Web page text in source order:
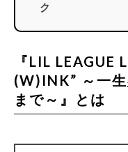
ク
『LIL
(W)INK” ～一
まで～』とは